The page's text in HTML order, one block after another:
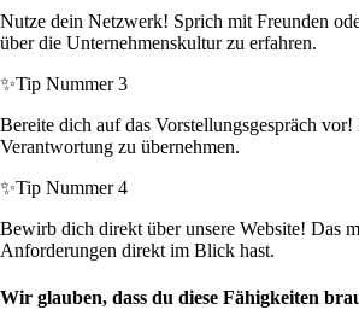
Nutze dein Netzwerk! Sprich mit Freunden
über die Unternehmenskultur zu erfahren.
✨Tip Nummer 3
Bereite dich auf das Vorstellungsgespräch
Verantwortung zu übernehmen.
✨Tip Nummer 4
Bewirb dich direkt über unsere Website! Das
Anforderungen direkt im Blick hast.
Wir glauben, dass du diese Fähigkeiten